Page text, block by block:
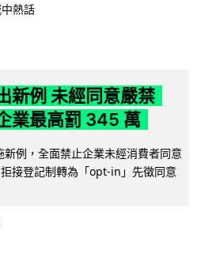
熱話
新例 未經同意嚴禁
業最高罰 345 萬
例，全面禁止企業未經消費者同意
接登記制轉為「opt-in」先徵同意